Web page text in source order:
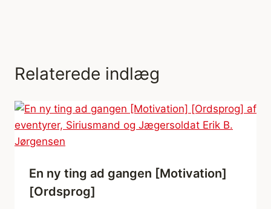
Relaterede indlæg
En ny ting ad gangen [Motivation]
[Ordsprog]